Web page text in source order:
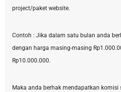
project/paket website.
Contoh : Jika dalam satu bulan anda
dengan harga masing-masing
Rp10.000.000.
Maka anda berhak mendapatkan komisi